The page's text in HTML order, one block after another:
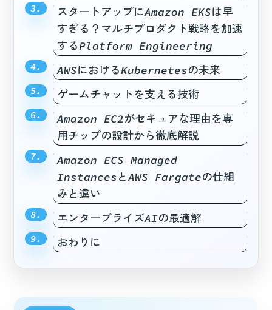
スタートアップにAmazon EKSは早
すぎる？マルチプロダクト戦略を加速
するPlatform Engineering
AWSにおけるKubernetesの未来
ゲームチャットを支える技術
Amazon EC2がセキュアな理由を専
用チップの設計から徹底解説
Amazon ECS Managed
InstancesとAWS Fargateの仕組
みと違い
エンタープライズAIの最適解
おわりに